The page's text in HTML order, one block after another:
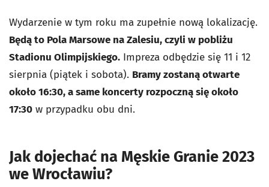
Wydarzenie w tym roku ma zupełnie nową lokalizację.
Będą to Pola Marsowe na Zalesiu, czyli w pobliżu
Stadionu Olimpijskiego. Impreza odbędzie się 11 i 12
sierpnia (piątek i sobota). Bramy zostaną otwarte
około 16:30, a same koncerty rozpoczną się około
17:30 w przypadku obu dni.
Jak dojechać na Męskie Granie 2023
we Wrocławiu?